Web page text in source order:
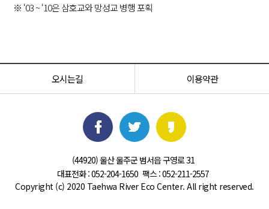
※ ‘03 ~ ‘10은 삼호교와 망성교 병행 포획
오시는길 이용약관
(44920) 울산 울주군 범서읍 구영로 31
대표전화 : 052-204-1650 팩스 : 052-211-2557
Copyright (c) 2020 Taehwa River Eco Center. All right reserved.